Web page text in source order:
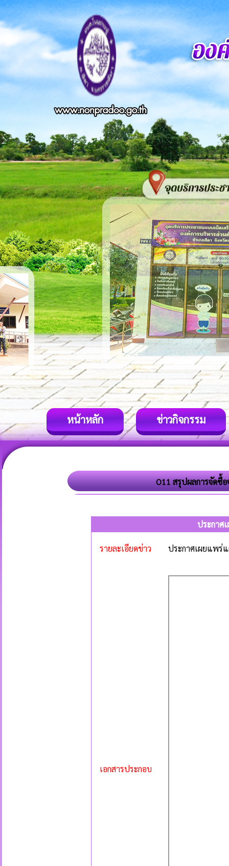
หน้าหลัก ข่าวกิจกรรม
O11 สรุปผลการจัดซื้
ประกาศ
รายละเอียดข่าว ประกาศเผยแพร่
เอกสารประกอบ